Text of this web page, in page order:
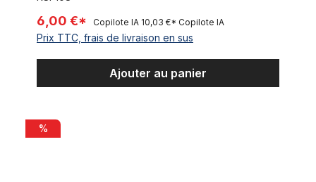
6,00 €* Copilote IA 10,03 €* Copilote IA
Prix TTC, frais de livraison en sus
Ajouter au panier
Sacoche vélo route pneu sac nylon rouge
%